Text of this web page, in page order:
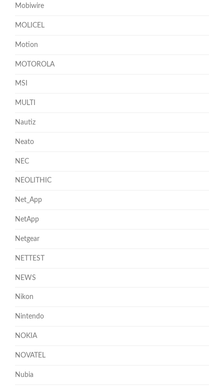
Mobiwire
MOLICEL
Motion
MOTOROLA
MSI
MULTI
Nautiz
Neato
NEC
NEOLITHIC
Net_App
NetApp
Netgear
NETTEST
NEWS
Nikon
Nintendo
NOKIA
NOVATEL
Nubia